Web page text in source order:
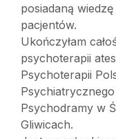
posiadaną
pacjentów.
Ukończyłam
psychoterapii
Psychoterapii
Psychodramy w
Gliwicach.